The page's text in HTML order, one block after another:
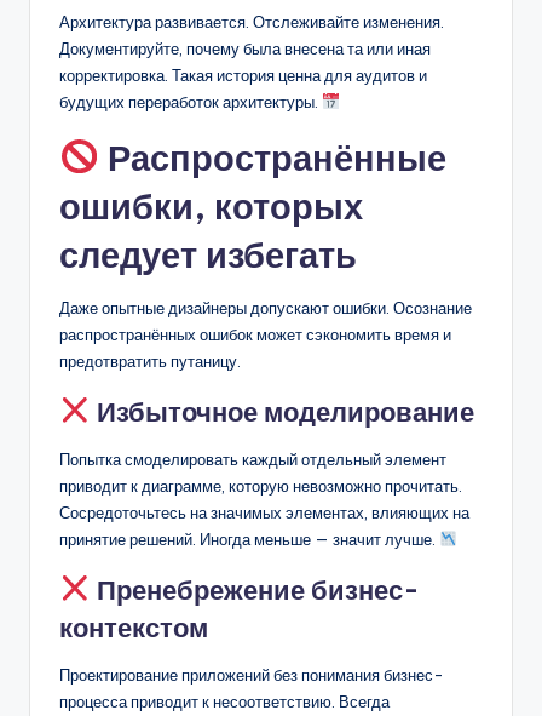
Архитектура развивается. Отслеживайте изменения.
Документируйте, почему была внесена та или иная
корректировка. Такая история ценна для аудитов и
будущих переработок архитектуры.
Распространённые
ошибки, которых
следует избегать
Даже опытные дизайнеры допускают ошибки. Осознание
распространённых ошибок может сэкономить время и
предотвратить путаницу.
Избыточное моделирование
Попытка смоделировать каждый отдельный элемент
приводит к диаграмме, которую невозможно прочитать.
Сосредоточьтесь на значимых элементах, влияющих на
принятие решений. Иногда меньше — значит лучше.
Пренебрежение бизнес-
контекстом
Проектирование приложений без понимания бизнес-
процесса приводит к несоответствию. Всегда